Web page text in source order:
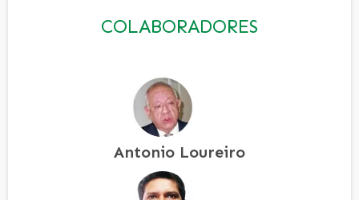
COLABORADORES
Antonio Loureiro